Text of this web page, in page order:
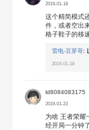
2019-01-18
这个精简模式
件，或者空出
格子鞋子的移
雷电-豆芽哥:
2019-01-18
ld8084083175
2019-01-23
为啥 王者荣耀
经开局一分钟